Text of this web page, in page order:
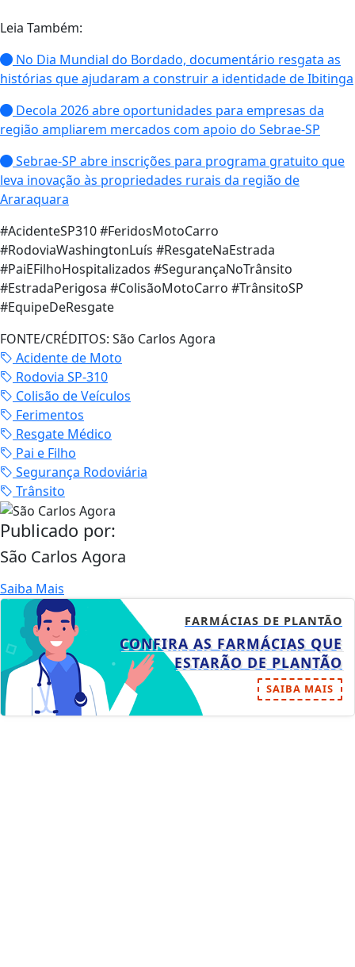
Leia Também:
No Dia Mundial do Bordado, documentário resgata as
histórias que ajudaram a construir a identidade de Ibitinga
Decola 2026 abre oportunidades para empresas da
região ampliarem mercados com apoio do Sebrae-SP
Sebrae-SP abre inscrições para programa gratuito que
leva inovação às propriedades rurais da região de
Araraquara
#AcidenteSP310 #FeridosMotoCarro
#RodoviaWashingtonLuís #ResgateNaEstrada
#PaiEFilhoHospitalizados #SegurançaNoTrânsito
#EstradaPerigosa #ColisãoMotoCarro #TrânsitoSP
#EquipeDeResgate
FONTE/CRÉDITOS: São Carlos Agora
Acidente de Moto
Rodovia SP-310
Colisão de Veículos
Ferimentos
Resgate Médico
Pai e Filho
Segurança Rodoviária
Trânsito
Publicado por:
São Carlos Agora
Saiba Mais
FARMÁCIAS DE PLANTÃO
CONFIRA AS FARMÁCIAS QUE
ESTARÃO DE PLANTÃO
SAIBA MAIS